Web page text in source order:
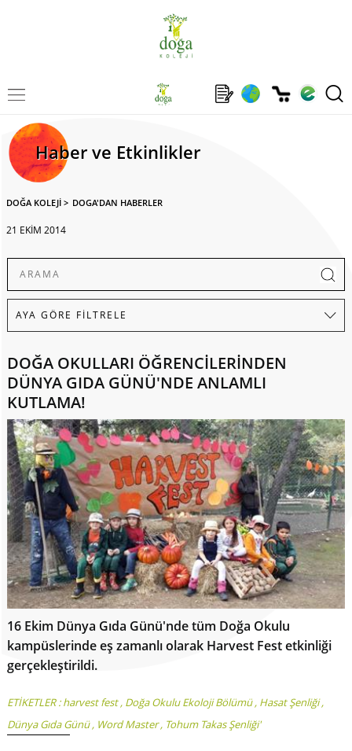
Haber ve Etkinlikler
DOĞA KOLEJİ > DOGA'DAN HABERLER
21 EKİM 2014
DOĞA OKULLARI ÖĞRENCİLERİNDEN
DÜNYA GIDA GÜNÜ'NDE ANLAMLI
KUTLAMA!
16 Ekim Dünya Gıda Günü'nde tüm Doğa Okulu
kampüslerinde eş zamanlı olarak Harvest Fest etkinliği
gerçekleştirildi.
ETİKETLER :harvest fest, Doğa Okulu Ekoloji Bölümü, Hasat Şenliği,
Dünya Gıda Günü, Word Master, Tohum Takas Şenliği'